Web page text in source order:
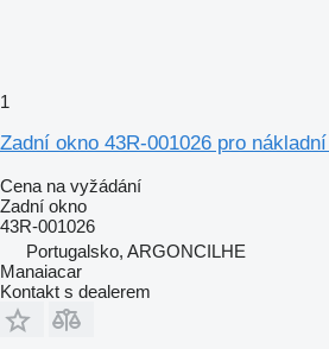
1
Zadní okno 43R-001026 pro
Cena na vyžádání
Zadní okno
43R-001026
Portugalsko, ARGONCILHE
Manaiacar
Kontakt s dealerem